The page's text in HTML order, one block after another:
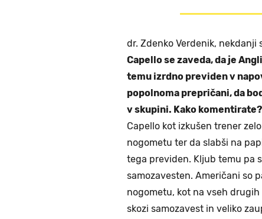
dr. Zdenko Verdenik, nekdanji
Capello se zaveda, da je
temu izrdno previden v
popolnoma prepričani, da
v skupini. Kako komentirate?
Capello kot izkušen trener
nogometu ter da slabši na
tega previden. Kljub temu pa
samozavesten. Američani so
nogometu, kot na vseh
skozi samozavest in veliko